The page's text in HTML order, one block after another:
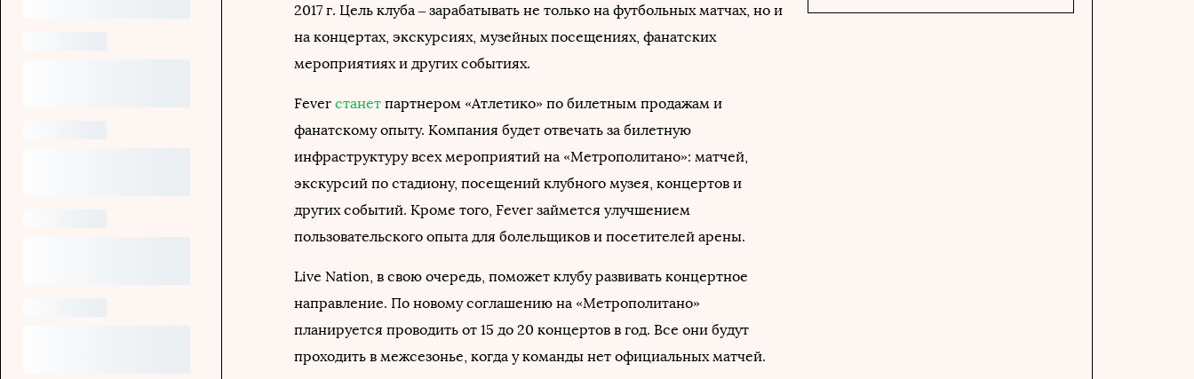
2017 г. Цель клуба – зарабатывать не только на футбольных матчах, но и
на концертах, экскурсиях, музейных посещениях, фанатских
мероприятиях и других событиях.
Fever станет партнером «Атлетико» по билетным продажам и
фанатскому опыту. Компания будет отвечать за билетную
инфраструктуру всех мероприятий на «Метрополитано»: матчей,
экскурсий по стадиону, посещений клубного музея, концертов и
других событий. Кроме того, Fever займется улучшением
пользовательского опыта для болельщиков и посетителей арены.
Live Nation, в свою очередь, поможет клубу развивать концертное
направление. По новому соглашению на «Метрополитано»
планируется проводить от 15 до 20 концертов в год. Все они будут
проходить в межсезонье, когда у команды нет официальных матчей.